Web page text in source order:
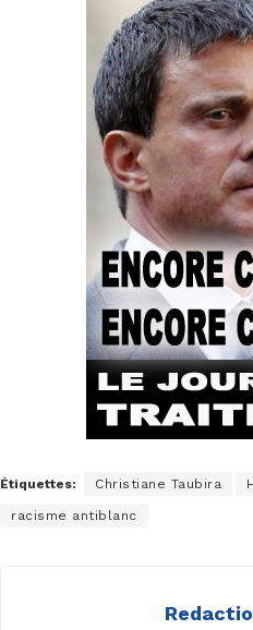
Étiquettes: Christiane Taubira
racisme antiblanc